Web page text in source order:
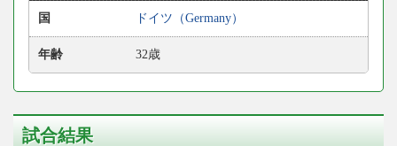
国 ドイツ（Germany）
年齢 32歳
試合結果